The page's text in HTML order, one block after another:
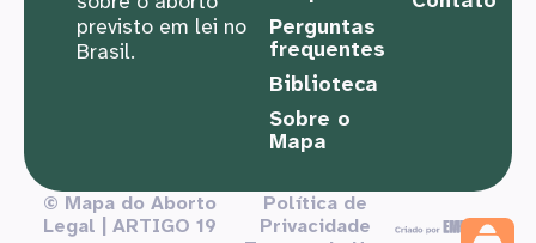
previsto em lei no
Brasil.
Perguntas
frequentes
Biblioteca
Sobre o
Mapa
© Mapa do Aborto
Legal | ARTIGO 19
Política de
Privacidade